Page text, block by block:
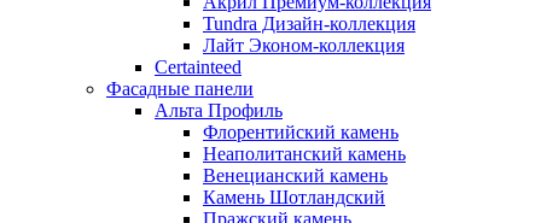
Tundra Дизайн-коллекция
Лайт Эконом-коллекция
Certainteed
Фасадные панели
Альта Профиль
Флорентийский камень
Неаполитанский камень
Венецианский камень
Камень Шотландский